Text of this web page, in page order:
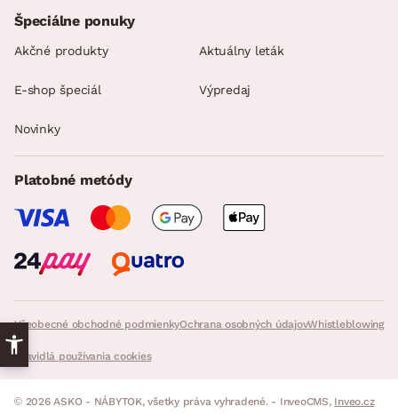
Všeobecné obchodné podmienkyOchrana osobných údajovWhistleblowing
Pravidlá používania cookies
Špeciálne ponuky
Akčné produkty Aktuálny leták
E-shop špeciál Výpredaj
Novinky
Platobné metódy
© 2026 ASKO - NÁBYTOK, všetky práva vyhradené. - InveoCMS, Inveo.cz